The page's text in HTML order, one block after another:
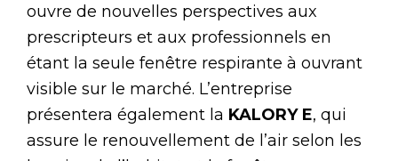
ouvre de nouvelles perspectives aux
prescripteurs et aux professionnels en
étant la seule fenêtre respirante à ouvrant
visible sur le marché. L’entreprise
présentera également la KALORY E, qui
assure le renouvellement de l’air selon les